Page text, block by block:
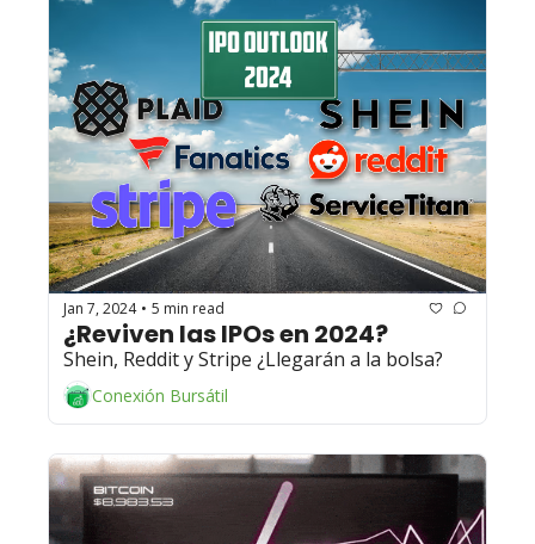
Jan 7, 2024 • 5 min read
Shein, Reddit y Stripe ¿Llegarán a la bolsa?
Conexión Bursátil